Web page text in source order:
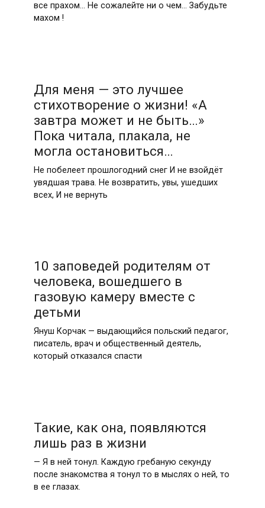
все прахом… Не сожалейте ни о чем… Забудьте
махом !
Для меня — это лучшее
стихотворение о жизни! «А
завтра может и не быть…»
Пока читала, плакала, не
могла остановиться…
Не побелеет прошлогодний снег И не взойдёт
увядшая трава. Не возвратить, увы, ушедших
всех, И не вернуть
10 заповедей родителям от
человека, вошедшего в
газовую камеру вместе с
детьми
Януш Корчак — выдающийся польский педагог,
писатель, врач и общественный деятель,
который отказался спасти
Такие, как она, появляются
лишь раз в жизни
— Я в ней тонул. Каждую гребаную секунду
после знакомства я тонул то в мыслях о ней, то
в ее глазах.